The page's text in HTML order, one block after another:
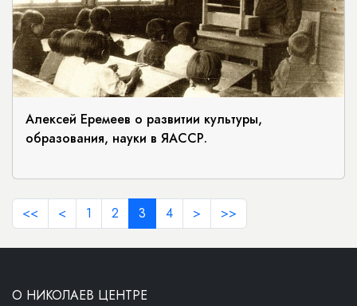
Алексей Еремеев о развитии культуры,
образования, науки в ЯАССР.
<< < 1 2 3 4 > >>
О НИКОЛАЕВ ЦЕНТРЕ